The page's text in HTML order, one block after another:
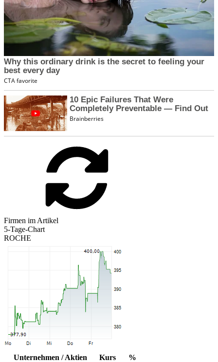
Firmen im Artikel
5-Tage-Chart
ROCHE
Unternehmen / Aktien Kurs
%